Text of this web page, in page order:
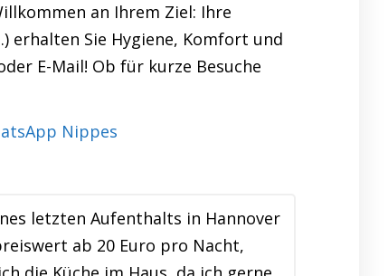
an Ihrem Ziel: Ihre
erhalten Sie Hygiene, Komfort und
E-Mail! Ob für kurze Besuche
letzten Aufenthalts in Hannover
ab 20 Euro pro Nacht,